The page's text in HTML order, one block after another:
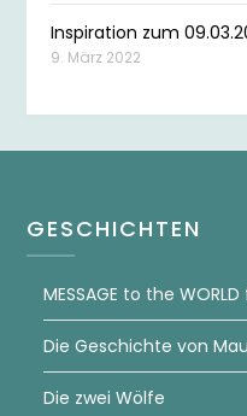
Inspiration zum
9. März 2022
GESCHICHTEN
MESSAGE to the
Die Geschichte von
Die zwei Wölfe